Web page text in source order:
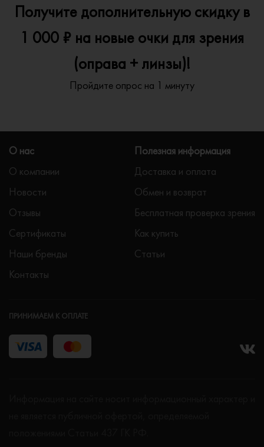
Получите дополнительную скидку в
1 000 ₽ на новые очки для зрения
(оправа + линзы)!
Пройдите опрос на 1 минуту
О нас
О компании
Новости
Отзывы
Сертификаты
Наши бренды
Контакты
Полезная информация
Доставка и оплата
Обмен и возврат
Бесплатная проверка зрения
Как купить
Статьи
ПРИНИМАЕМ К ОПЛАТЕ